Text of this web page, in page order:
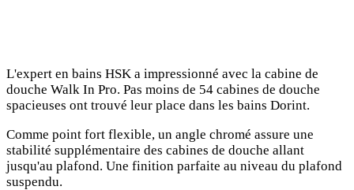
L'expert en bains HSK a impressionné avec la cabine de
douche Walk In Pro. Pas moins de 54 cabines de douche
spacieuses ont trouvé leur place dans les bains Dorint.
Comme point fort flexible, un angle chromé assure une
stabilité supplémentaire des cabines de douche allant
jusqu'au plafond. Une finition parfaite au niveau du plafond
suspendu.